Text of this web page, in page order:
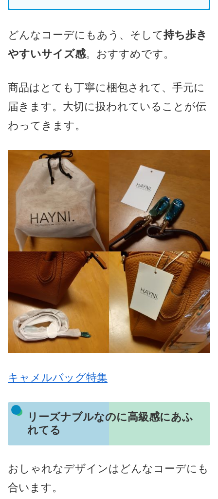
どんなコーデにもあう、そして持ち歩き
やすいサイズ感。おすすめです。
商品はとても丁寧に梱包されて、手元に
届きます。大切に扱われていることが伝
わってきます。
キャメルバッグ特集
リーズナブルなのに高級感にあふ
れてる
おしゃれなデザインはどんなコーデにも
合います。